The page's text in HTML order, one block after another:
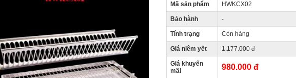
Mã sản phẩm HWKCX02
Bảo hành -
Tính trạng Còn hàng
Giá niêm yết 1.177.000 đ
Giá khuyến
mãi
980.000 đ